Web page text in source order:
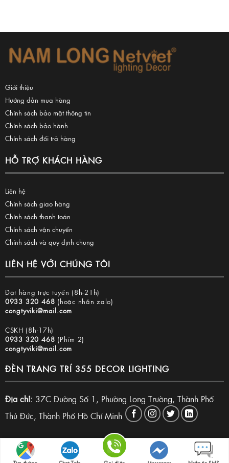
Giới thiệu
Hướng dẫn mua hàng
Chính sách bảo mật thông tin
Chính sách bảo hành
Chính sách đổi trả hàng
HỖ TRỢ KHÁCH HÀNG
Liên hệ
Chính sách giao hàng
Chính sách thanh toán
Chính sách vận chuyển
Chính sách và quy định chung
LIÊN HỆ VỚI CHÚNG TÔI
Đặt hàng trực tuyến (8h-21h)
0933 320 468 (hoặc nhắn zalo)
congtyviki@mail.com
CSKH (8h-17h)
0933 320 468 (Phím 2)
congtyviki@mail.com
ĐÈN TRANG TRÍ 355 DECOR LIGHTING
Địa chỉ: 37C Đường Số 1, Phường Long Trường, Thành Phố
Thủ Đức, Thành Phố Hồ Chí Minh
Copyright 2026 © Đèn trang trí 355 Decor